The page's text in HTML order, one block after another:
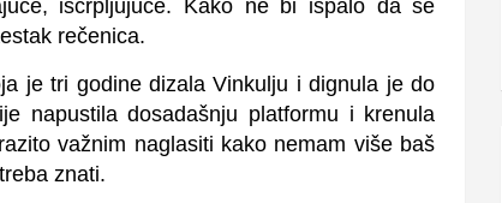
iscrpljujuće. Kako ne bi ispalo da se
rečenica.
je tri godine dizala Vinkulju i dignula je do
napustila dosadašnju platformu i krenula
važnim naglasiti kako nemam više baš
znati.